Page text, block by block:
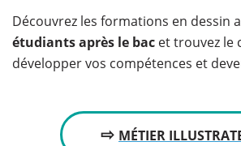
Découvrez les formations en dessin
étudiants après le bac et trouvez le
développer vos compétences et
⇨ MÉTIER